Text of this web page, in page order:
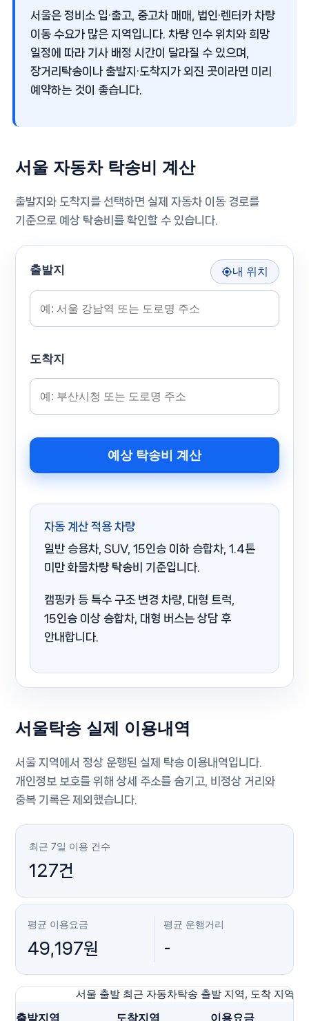
서울은 정비소 입·출고, 중고차 매매, 법인·렌터카 차량
이동 수요가 많은 지역입니다. 차량 인수 위치와 희망
일정에 따라 기사 배정 시간이 달라질 수 있으며,
장거리탁송이나 출발지·도착지가 외진 곳이라면 미리
예약하는 것이 좋습니다.
서울 자동차 탁송비 계산
출발지와 도착지를 선택하면 실제 자동차 이동 경로를
기준으로 예상 탁송비를 확인할 수 있습니다.
출발지 내 위치
도착지
예상 탁송비 계산
자동 계산 적용 차량
일반 승용차, SUV, 15인승 이하 승합차, 1.4톤
미만 화물차량 탁송비 기준입니다.
캠핑카 등 특수 구조 변경 차량, 대형 트럭,
15인승 이상 승합차, 대형 버스는 상담 후
안내합니다.
서울탁송 실제 이용내역
서울 지역에서 정상 운행된 실제 탁송 이용내역입니다.
개인정보 보호를 위해 상세 주소를 숨기고, 비정상 거리와
중복 기록은 제외했습니다.
최근 7일 이용 건수
127건
평균 이용요금
49,197원
평균 운행거리
-
서울 출발 최근 자동차탁송 출발 지역, 도착 지역,
출발지역 도착지역 이용요금